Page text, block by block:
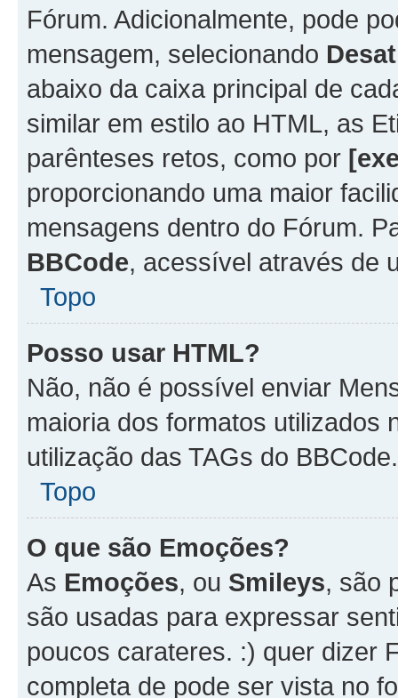
Fórum. Adicionalmente, pode
mensagem, selecionando
abaixo da caixa principal de
similar em estilo ao HTML, as
parênteses retos, como por
proporcionando uma maior
mensagens dentro do Fórum.
BBCode, acessível através de
Topo
Posso usar HTML?
Não, não é possível enviar
maioria dos formatos utilizados
utilização das TAGs do BBCode.
Topo
O que são Emoções?
As Emoções, ou Smileys, são
são usadas para expressar
poucos carateres. :) quer dizer
completa de pode ser vista no